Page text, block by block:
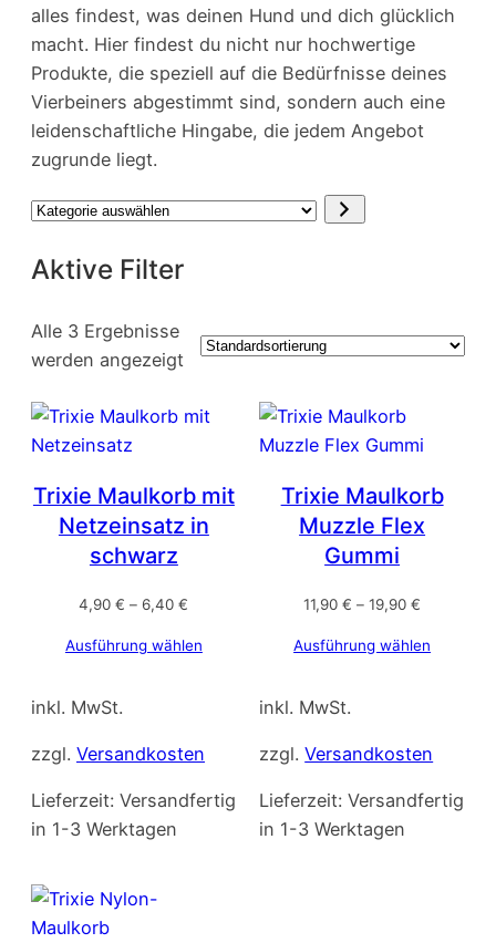
alles findest, was deinen Hund und dich glücklich
macht. Hier findest du nicht nur hochwertige
Produkte, die speziell auf die Bedürfnisse deines
Vierbeiners abgestimmt sind, sondern auch eine
leidenschaftliche Hingabe, die jedem Angebot
zugrunde liegt.
Kategorie
Aktive Filter
Alle 3 Ergebnisse
werden angezeigt
Trixie Maulkorb mit
Netzeinsatz in
schwarz
4,90€ – 6,40€
Ausführung wählen
inkl. MwSt.
zzgl. Versandkosten
Lieferzeit: Versandfertig
in 1-3 Werktagen
Trixie Maulkorb
Muzzle Flex
Gummi
11,90€ –19,90€
Ausführung wählen
inkl. MwSt.
zzgl.Versandkosten
Lieferzeit:Versandfertig
in 1-3 Werktagen